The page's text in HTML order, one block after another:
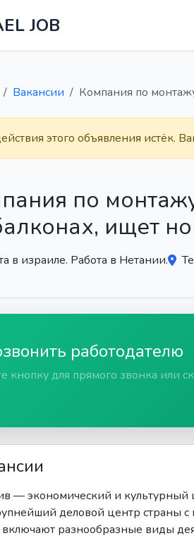
JOB
Вакансии Компания по
этого объявления истёк.
по
ищет
в израиле. Работа в Нетании.
работодателю
кнопку для прямого звонка или
— экономический и культурный
деловой центр страны
разнообразные виды